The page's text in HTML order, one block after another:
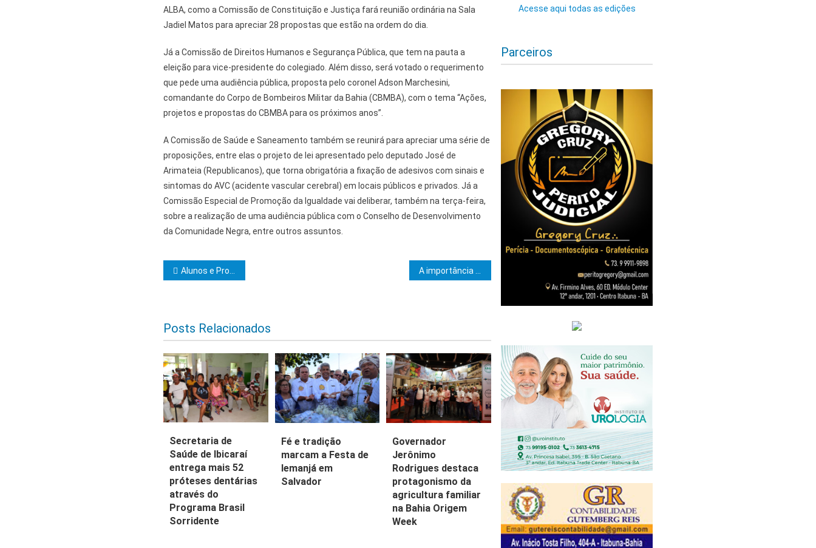
ALBA, como a Comissão de Constituição e Justiça fará reunião ordinária na Sala
Jadiel Matos para apreciar 28 propostas que estão na ordem do dia.
Já a Comissão de Direitos Humanos e Segurança Pública, que tem na pauta a
eleição para vice-presidente do colegiado. Além disso, será votado o requerimento
que pede uma audiência pública, proposta pelo coronel Adson Marchesini,
comandante do Corpo de Bombeiros Militar da Bahia (CBMBA), com o tema “Ações,
projetos e propostas do CBMBA para os próximos anos”.
A Comissão de Saúde e Saneamento também se reunirá para apreciar uma série de
proposições, entre elas o projeto de lei apresentado pelo deputado José de
Arimateia (Republicanos), que torna obrigatória a fixação de adesivos com sinais e
sintomas do AVC (acidente vascular cerebral) em locais públicos e privados. Já a
Comissão Especial de Promoção da Igualdade vai deliberar, também na terça-feira,
sobre a realização de uma audiência pública com o Conselho de Desenvolvimento
da Comunidade Negra, entre outros assuntos.
Navegação de Post
Alunos e Professores divulgam Carta Compromisso para Enfrentar a Emergência Climática no Brasil
Posts Relacionados
Secretaria de
Saúde de Ibicaraí
entrega mais 52
próteses dentárias
através do
Programa Brasil
Sorridente
Fé e tradição
marcam a Festa de
Iemanjá em
Salvador
Governador
Jerônimo
Rodrigues destaca
protagonismo da
agricultura familiar
na Bahia Origem
Week
Acesse aqui todas as edições
Parceiros